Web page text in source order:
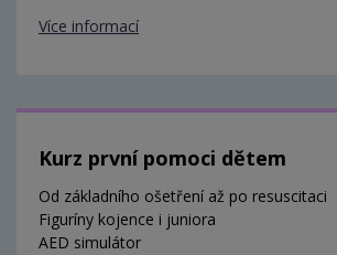
Více informací
Kurz první pomoci dětem
Od základního ošetření až po resuscitaci
Figuríny kojence i juniora
AED simulátor